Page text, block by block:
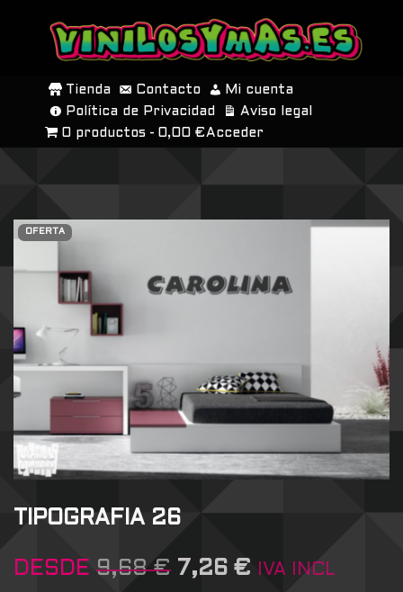
SALTAR
CONTENIDO
Tienda Contacto
Mi cuenta
Política de Privacidad
Aviso legal
0 productos
0,00 € Acceder
OFERTA
TIPOGRAFIA 26
DESDE 9,68€ 7,26 € IVA INCL